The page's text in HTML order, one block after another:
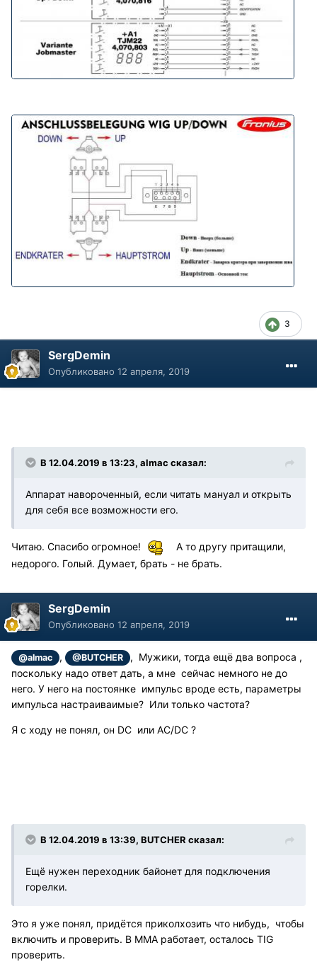
3
SergDemin
Опубликовано 12 апреля, 2019
В 12.04.2019 в 13:23, almac сказал:
Аппарат навороченный, если читать мануал и открыть
для себя все возможности его.
Читаю. Спасибо огромное!
А то другу притащили,
недорого. Голый. Думает, брать - не брать.
SergDemin
Опубликовано 12 апреля, 2019
@almac , @BUTCHER
, Мужики, тогда ещё два вопроса ,
поскольку надо ответ дать, а мне сейчас немного не до
него. У него на постоянке импульс вроде есть, параметры
импульса настраиваимые? Или только частота?
Я с ходу не понял, он DC или AC/DC ?
В 12.04.2019 в 13:39, BUTCHER сказал:
Ещё нужен переходник байонет для подключения
горелки.
Это я уже понял, придётся приколхозить что нибудь, чтобы
включить и проверить. В ММА работает, осталось TIG
проверить.